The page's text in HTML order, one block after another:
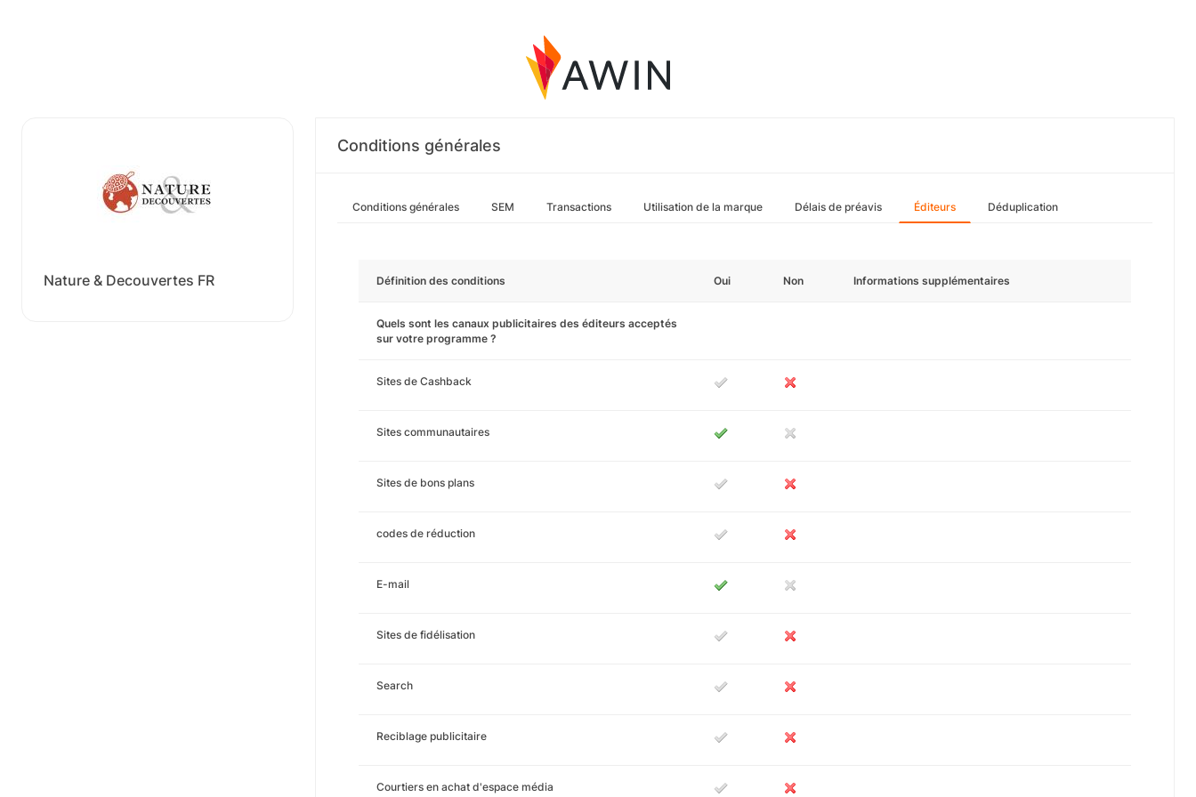
Nature & Decouvertes FR
Conditions générales
Conditions générales SEM Transactions Utilisation de la marque Délais de préavis Éditeurs Déduplication
Définition des conditions Oui Non Informations supplémentaires
Quels sont les canaux publicitaires des éditeurs acceptés
sur votre programme ?
Sites de Cashback
Sites communautaires
Sites de bons plans
codes de réduction
E-mail
Sites de fidélisation
Search
Reciblage publicitaire
Courtiers en achat d'espace média